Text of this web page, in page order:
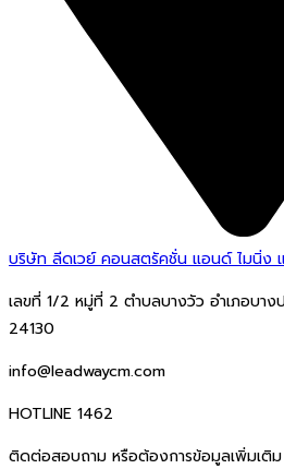
บริษัท ลีดเวย์ คอนสตรัคชั่น แอนด์ ไมนิ่ง
เลขที่ 1/2 หมู่ที่ 2 ตำบลบางวัว อำเภอบาง
24130
info@leadwaycm.com
HOTLINE 1462
ติดต่อสอบถาม หรือต้องการข้อมูลเพิ่มเติม